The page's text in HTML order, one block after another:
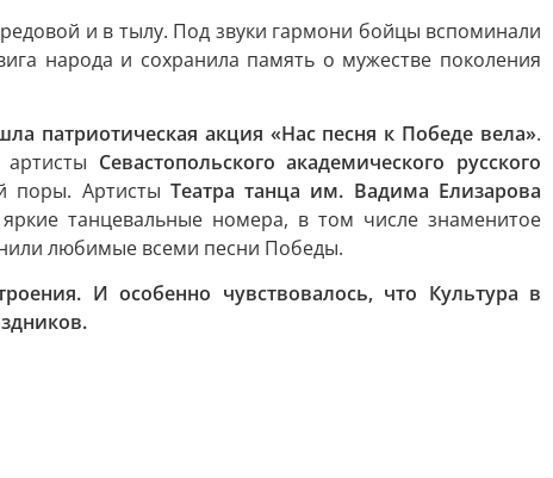
и в тылу. Под звуки гармони бойцы вспоминали
народа и сохранила память о мужестве поколения
патриотическая акция «Нас песня к Победе вела».
Севастопольского академического русского
поры. Артисты Театра танца им. Вадима Елизарова
яркие танцевальные номера, в том числе знаменитое
любимые всеми песни Победы.
И особенно чувствовалось, что Культура в